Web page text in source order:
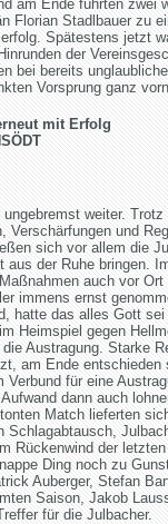
am Ende führten zwei
Florian Stadlbauer zu
Spätestens jetzt
der
bei bereits
Vorsprung ganz
mit Erfolg
ungebremst weiter.
Verschärfungen und
sich vor allem die
aus der Ruhe bringen.
auch vor
immens ernst
hatte das alles Gott
Heimspiel gegen
Austragung. Starke
am Ende entschieden
Verbund für eine
dann auch
Match lieferten
Schlagabtausch,
Rückenwind der
Ding noch zu
Auberger, Stefan
Saison, Jakob
für die Julbacher.